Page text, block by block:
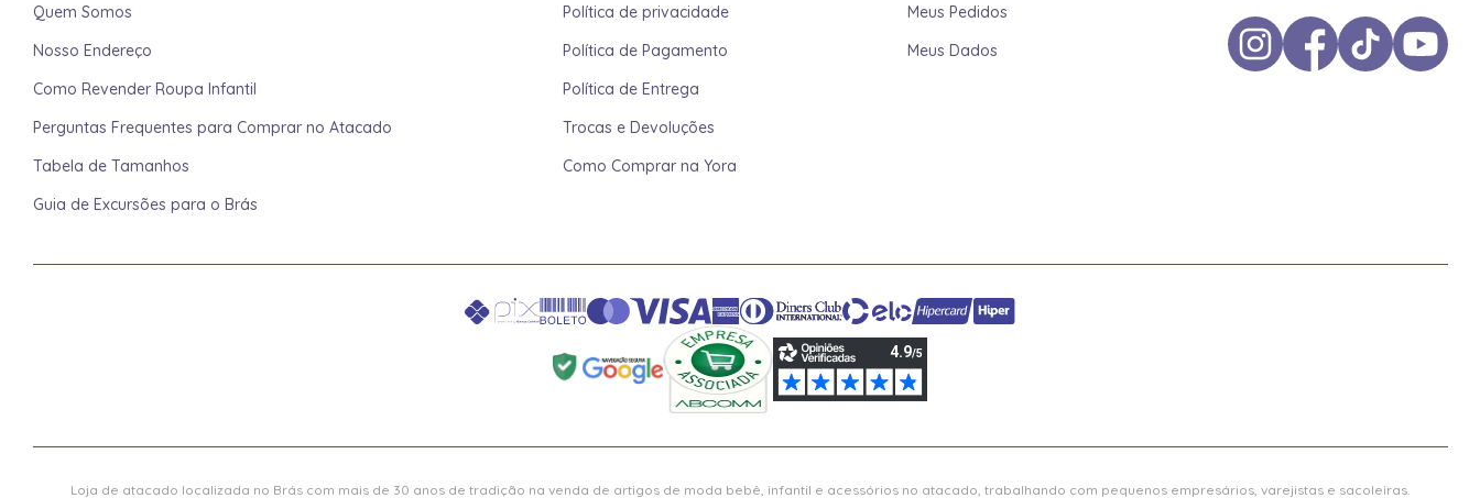
Quem Somos
Nosso Endereço
Como Revender Roupa Infantil
Perguntas Frequentes para Comprar no Atacado
Tabela de Tamanhos
Guia de Excursões para o Brás
Política de privacidade
Política de Pagamento
Política de Entrega
Trocas e Devoluções
Como Comprar na Yora
Meus Pedidos
Meus Dados
Loja de atacado localizada no Brás com mais de 30 anos de tradição na venda de artigos de moda bebê, infantil e acessórios no atacado, trabalhando com pequenos empresários, varejistas e sacoleiras.